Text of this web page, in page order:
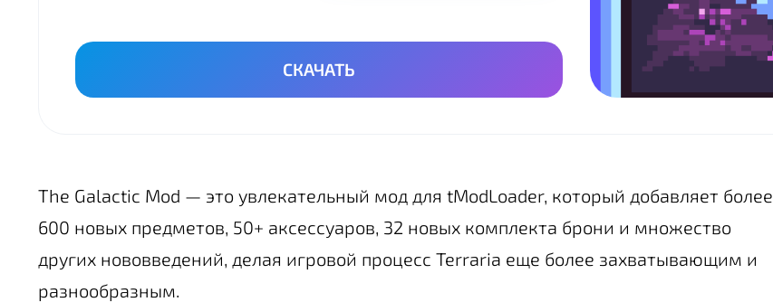
СКАЧАТЬ
The Galactic Mod — это увлекательный мод для tModLoader, который добавляет более
600 новых предметов, 50+ аксессуаров, 32 новых комплекта брони и множество
других нововведений, делая игровой процесс Terraria еще более захватывающим и
разнообразным.